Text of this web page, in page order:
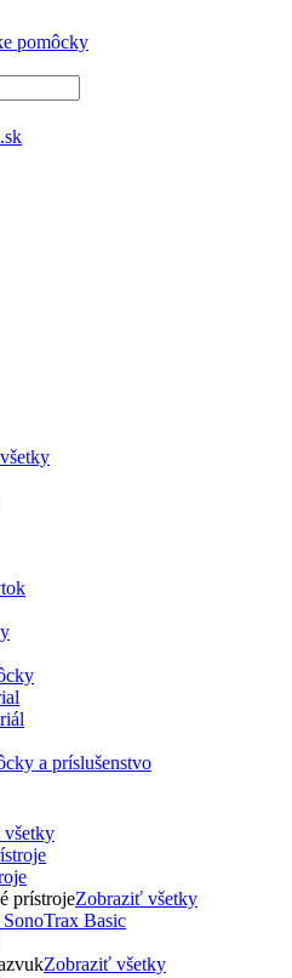
pomôcky
a príslušenstvo
prístrojeZobraziť všetky
Zobraziť všetky